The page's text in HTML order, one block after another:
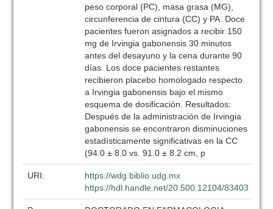
peso corporal (PC), masa grasa (MG),
circunferencia de cintura (CC) y PA. Doce
pacientes fueron asignados a recibir 150
mg de Irvingia gabonensis 30 minutos
antes del desayuno y la cena durante 90
días. Los doce pacientes restantes
recibieron placebo homologado respecto
a Irvingia gabonensis bajo el mismo
esquema de dosificación. Resultados:
Después de la administración de Irvingia
gabonensis se encontraron disminuciones
estadísticamente significativas en la CC
(94.0 ± 8.0 vs. 91.0 ± 8.2 cm, p
URI:
https://wdg.biblio.udg.mx
https://hdl.handle.net/20.500.12104/83403